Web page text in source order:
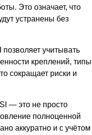
Это означает, что
устранены без
учитывать
креплений, типы
сокращает риски и
— это не просто
полноценной
аккуратно и с учётом